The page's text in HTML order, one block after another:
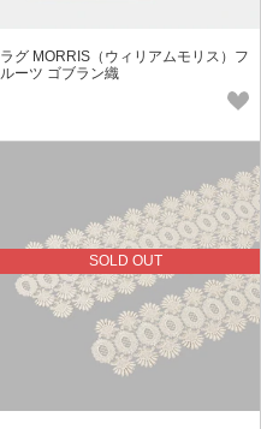
ラグ MORRIS（ウィリアムモリス）フ
ルーツ ゴブラン織
SOLD OUT